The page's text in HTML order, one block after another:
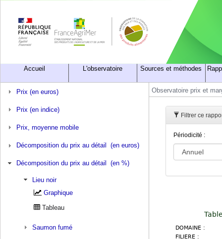
Accueil L'observatoire Sources et méthodes
Prix (en euros)
Prix (en indice)
Prix, moyenne mobile
Décomposition du prix au détail (en euros)
Décomposition du prix au détail (en %)
Lieu noir
Graphique
Tableau
Saumon fumé
Observatoire prix et
Filtrer ce
Périodicité :